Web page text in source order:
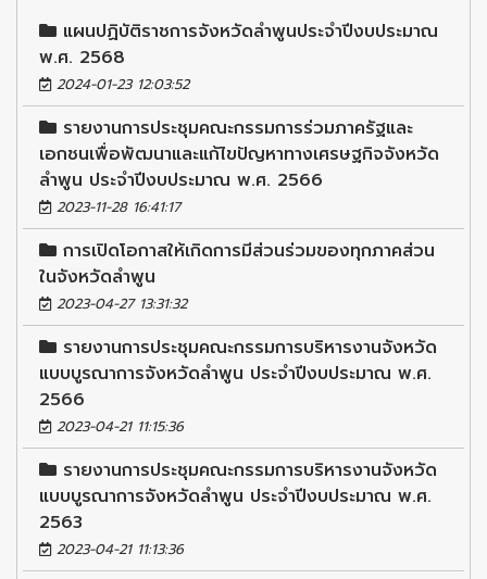
แผนปฏิบัติราชการจังหวัดลำพูนประจำปีงบประมาณ
พ.ศ. 2568
2024-01-23 12:03:52
รายงานการประชุมคณะกรรมการร่วมภาครัฐและ
เอกชนเพื่อพัฒนาและแก้ไขปัญหาทางเศรษฐกิจจังหวัด
ลำพูน ประจำปีงบประมาณ พ.ศ. 2566
2023-11-28 16:41:17
การเปิดโอกาสให้เกิดการมีส่วนร่วมของทุกภาคส่วน
ในจังหวัดลำพูน
2023-04-27 13:31:32
รายงานการประชุมคณะกรรมการบริหารงานจังหวัด
แบบบูรณาการจังหวัดลำพูน ประจำปีงบประมาณ พ.ศ.
2566
2023-04-21 11:15:36
รายงานการประชุมคณะกรรมการบริหารงานจังหวัด
แบบบูรณาการจังหวัดลำพูน ประจำปีงบประมาณ พ.ศ.
2563
2023-04-21 11:13:36